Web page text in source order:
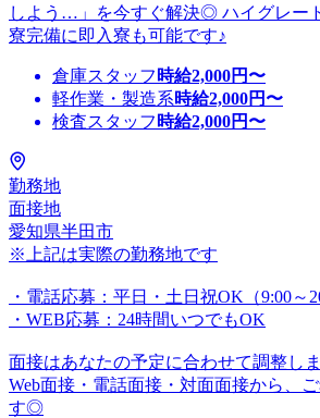
しよう…」を今すぐ解決◎ ハイグレー
寮完備に即入寮も可能です♪
倉庫スタッフ 時給2,000円〜
軽作業・製造系時給2,000円〜
検査スタッフ 時給2,000円〜
勤務地
面接地
愛知県半田市
※上記は実際の勤務地です
・電話応募：平日・土日祝OK（9:00～
・WEB応募：24時間いつでもOK
面接はあなたの予定に合わせて調整しま
Web面接・電話面接・対面面接から、
す◎